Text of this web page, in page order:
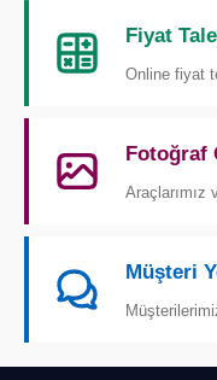
Fiyat
Online fiyat
Fotoğraf
Araçlarımız
Müşteri